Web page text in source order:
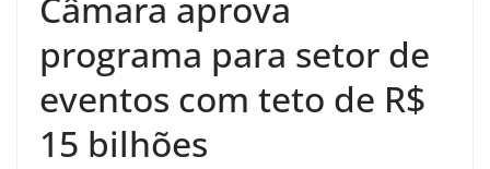
Câmara aprova
programa para setor de
eventos com teto de R$
15 bilhões